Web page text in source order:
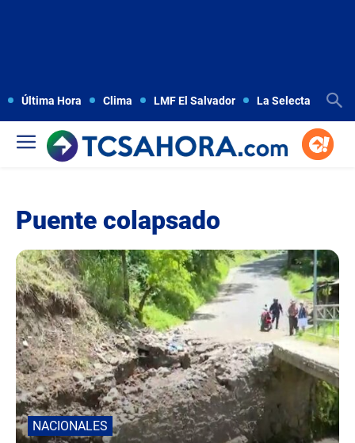
Última Hora Clima LMF El Salvador La Selecta
Puente colapsado
NACIONALES